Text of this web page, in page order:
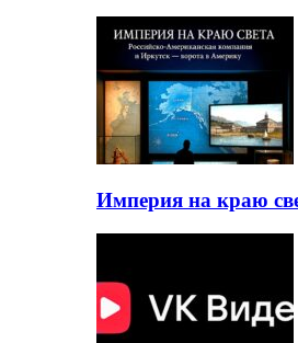
Империя на краю